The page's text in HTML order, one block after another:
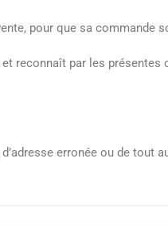
pour que sa commande
reconnaît par les
erronée ou de tout